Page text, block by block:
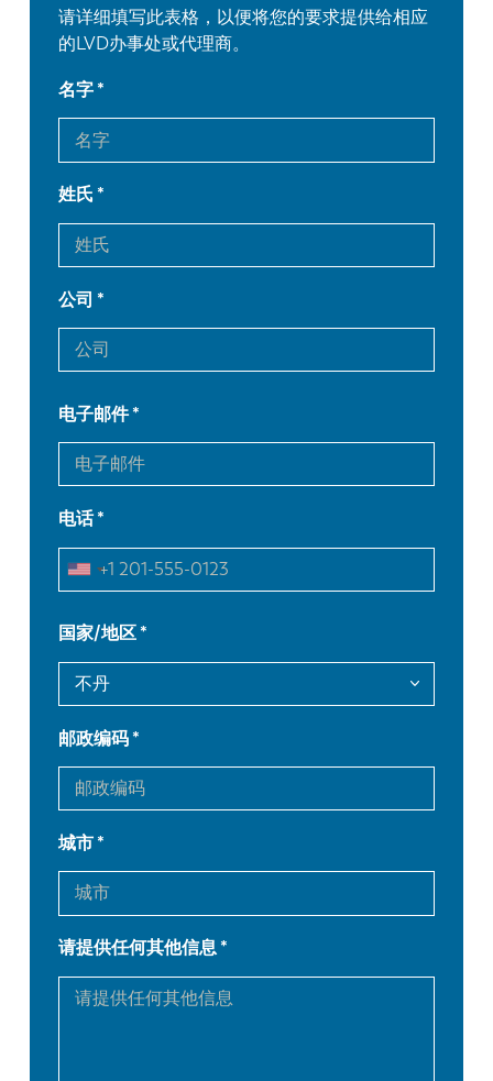
请详细填写此表格，以便将您的要求提供给相应
的LVD办事处或代理商。
名字
姓氏
公司
电子邮件
电话
国家/地区
邮政编码
城市
请提供任何其他信息
EN NL
FR
DE
ES PT-PT
PL